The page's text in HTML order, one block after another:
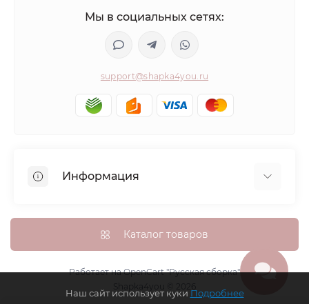
Мы в социальных сетях:
support@shapka4you.ru
Информация
Доставка, оплата и бонусные баллы
Гарантия возврата
Политика конфиденциальности
Контакты
Каталог товаров
Работает наOpenCart "Русская сборка"
Наш сайт использует куки Подробнее